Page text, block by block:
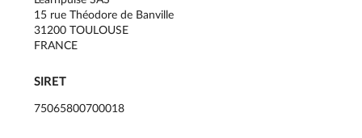
15 rue Théodore de Banville
31200 TOULOUSE
FRANCE
SIRET
75065800700018